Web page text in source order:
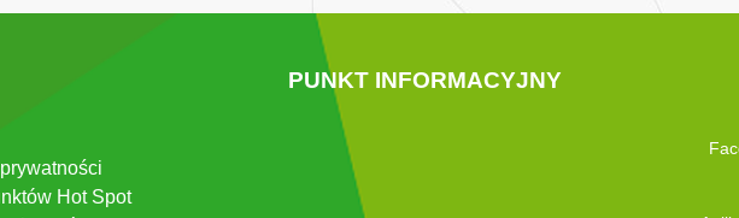
Hot Spot
PUNKT INFORMACYJNY